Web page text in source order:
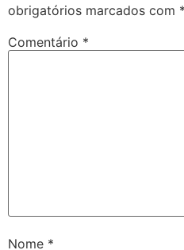
obrigatórios marcados com *
Comentário *
Nome *